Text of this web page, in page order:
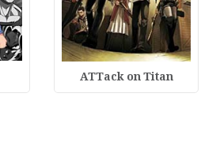
ATTack on Titan